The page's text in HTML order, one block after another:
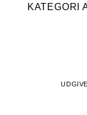
KATEGORI